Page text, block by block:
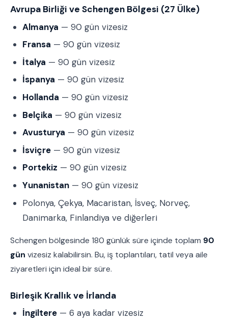
Avrupa Birliği ve Schengen Bölgesi (27 Ülke)
Almanya — 90 gün vizesiz
Fransa — 90 gün vizesiz
İtalya — 90 gün vizesiz
İspanya — 90 gün vizesiz
Hollanda — 90 gün vizesiz
Belçika — 90 gün vizesiz
Avusturya — 90 gün vizesiz
İsviçre — 90 gün vizesiz
Portekiz — 90 gün vizesiz
Yunanistan — 90 gün vizesiz
Polonya, Çekya, Macaristan, İsveç, Norveç,
Danimarka, Finlandiya ve diğerleri
Schengen bölgesinde 180 günlük süre içinde toplam 90
gün vizesiz kalabilirsin. Bu, iş toplantıları, tatil veya aile
ziyaretleri için ideal bir süre.
Birleşik Krallık ve İrlanda
İngiltere — 6 aya kadar vizesiz